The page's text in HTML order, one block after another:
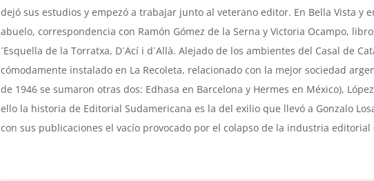
dejó sus estudios y empezó a trabajar junto al veterano editor. En Bella Vista y
abuelo, correspondencia con Ramón Gómez de la Serna y Victoria Ocampo,
´Esquella de la Torratxa, D´Ací i d´Allà. Alejado de los ambientes del Casal de
cómodamente instalado en La Recoleta, relacionado con la mejor sociedad
de 1946 se sumaron otras dos: Edhasa en Barcelona y Hermes en México),
ello la historia de Editorial Sudamericana es la del exilio que llevó a Gonzalo
con sus publicaciones el vacío provocado por el colapso de la industria